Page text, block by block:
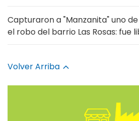
Capturaron a "Manzanita" uno
el robo del barrio Las Rosas: fue
Volver Arriba